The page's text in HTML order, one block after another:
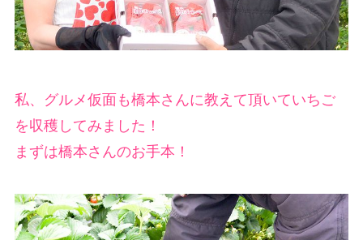
私、グルメ仮面も橋本さんに教えて頂いていちご
を収穫してみました！
まずは橋本さんのお手本！